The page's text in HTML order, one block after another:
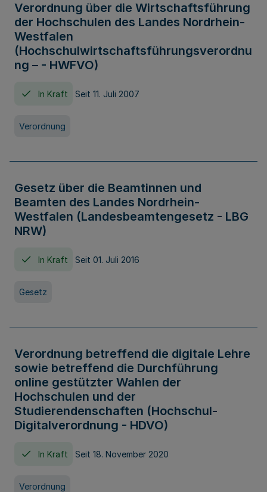
Verordnung über die Wirtschaftsführung
der Hochschulen des Landes Nordrhein-
Westfalen
(Hochschulwirtschaftsführungsverordnu
ng – - HWFVO)
In Kraft Seit 11. Juli 2007
Verordnung
Gesetz über die Beamtinnen und
Beamten des Landes Nordrhein-
Westfalen (Landesbeamtengesetz - LBG
NRW)
In Kraft Seit 01. Juli 2016
Gesetz
Verordnung betreffend die digitale Lehre
sowie betreffend die Durchführung
online gestützter Wahlen der
Hochschulen und der
Studierendenschaften (Hochschul-
Digitalverordnung - HDVO)
In Kraft Seit 18. November 2020
Verordnung